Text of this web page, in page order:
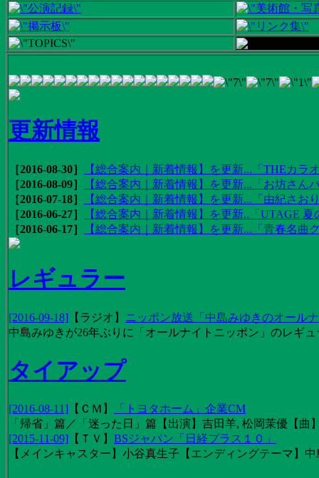
更新情報
［2016-08-30］
【総合案内｜新着情報】を更新...「THEカ
［2016-08-09］
【総合案内｜新着情報】を更新...「お坊さ
［2016-07-18］
【総合案内｜新着情報】を更新...「由紀さお
［2016-06-27］
【総合案内｜新着情報】を更新..「UTAGE
［2016-06-17］
【総合案内｜新着情報】を更新...「青春名
レギュラー
[2016-09-18] 【 ラジオ 】 ニッポン放送「中島みゆきのオール
中島みゆきが26年ぶりに「オールナイトニッポン」のレギ
タイアップ
[2016-08-11] 【 ＣＭ 】
「トヨタホーム」企業CM
「帰省」篇／「迷った日」篇【出演】吉田羊, 松岡茉優【
[2015-11-09] 【 ＴＶ 】 BSジャパン「日経プラス１０」
【メインキャスター】小谷真生子【エンディングテーマ】